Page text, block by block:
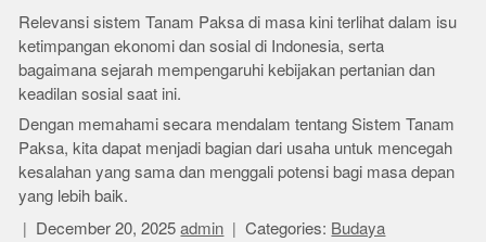
Relevansi sistem Tanam Paksa di masa kini terlihat dalam isu
ketimpangan ekonomi dan sosial di Indonesia, serta
bagaimana sejarah mempengaruhi kebijakan pertanian dan
keadilan sosial saat ini.
Dengan memahami secara mendalam tentang Sistem Tanam
Paksa, kita dapat menjadi bagian dari usaha untuk mencegah
kesalahan yang sama dan menggali potensi bagi masa depan
yang lebih baik.
December 20, 2025 admin Categories: Budaya